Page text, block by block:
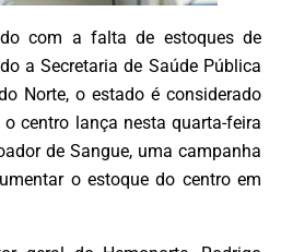
com a falta de estoques de
a Secretaria de Saúde Pública
Norte, o estado é considerado
o centro lança nesta quarta-feira
de Sangue, uma campanha
o estoque do centro em